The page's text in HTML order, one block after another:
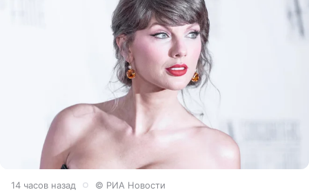
14 часов назад © РИА Новости